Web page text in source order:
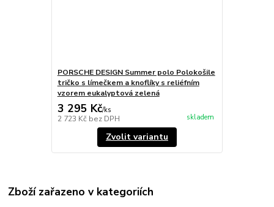
PORSCHE DESIGN Summer polo Polokošile
tričko s límečkem a knoflíky s reliéfním
vzorem eukalyptová zelená
3 295 Kč/ks
2 723 Kč bez DPH skladem
Zvolit variantu
Zboží zařazeno v kategoriích